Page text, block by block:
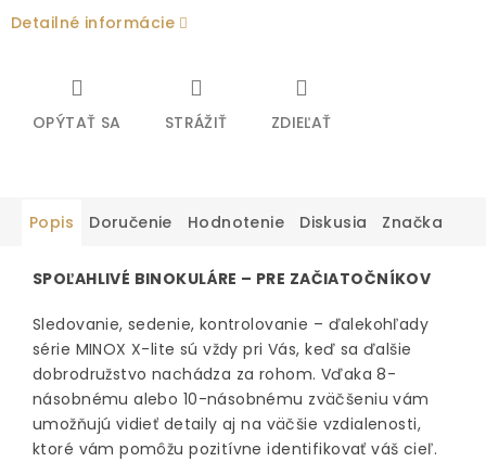
Detailné informácie
OPÝTAŤ SA STRÁŽIŤ ZDIEĽAŤ
Popis Doručenie Hodnotenie Diskusia Značka
SPOĽAHLIVÉ BINOKULÁRE – PRE ZAČIATOČNÍKOV
Sledovanie, sedenie, kontrolovanie – ďalekohľady
série MINOX X-lite sú vždy pri Vás, keď sa ďalšie
dobrodružstvo nachádza za rohom. Vďaka 8-
násobnému alebo 10-násobnému zväčšeniu vám
umožňujú vidieť detaily aj na väčšie vzdialenosti,
ktoré vám pomôžu pozitívne identifikovať váš cieľ.